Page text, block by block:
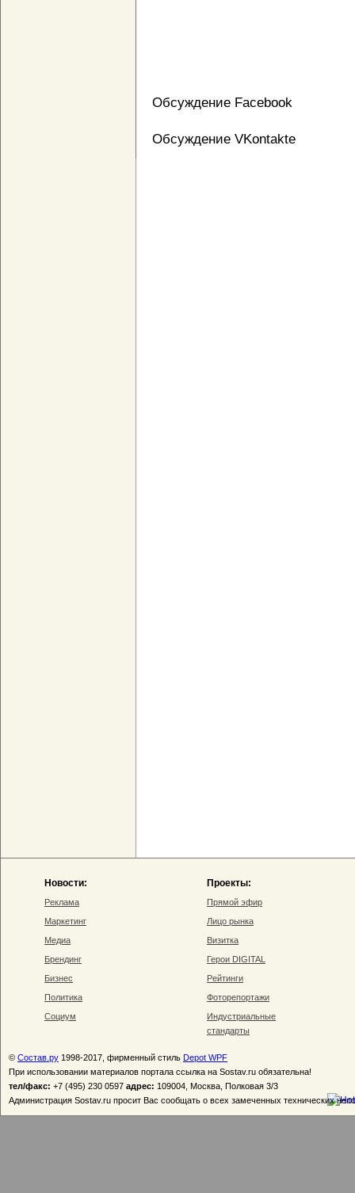
Обсуждение Facebook
Обсуждение VKontakte
Новости:
Реклама
Маркетинг
Медиа
Брендинг
Бизнес
Политика
Социум
Проекты:
Прямой эфир
Лицо рынка
Визитка
Герои DIGITAL
Рейтинги
Фоторепортажи
Индустриальные
стандарты
© Состав.ру 1998-2017, фирменный стиль Depot WPF
При использовании материалов портала ссылка на Sostav.ru обязательна!
тел/факс: +7 (495) 230 0597 адрес: 109004, Москва, Полковая 3/3
Администрация Sostav.ru просит Вас сообщать о всех замеченных технических